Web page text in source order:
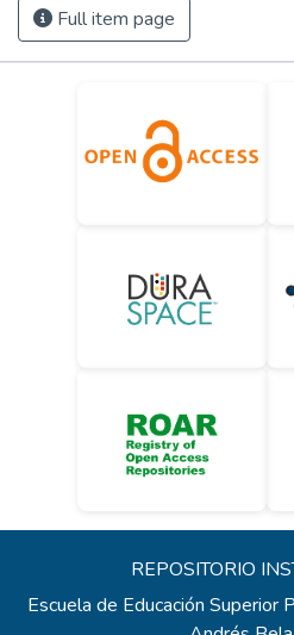
Full item page
REPOSITORIO
Escuela de Educación Superior